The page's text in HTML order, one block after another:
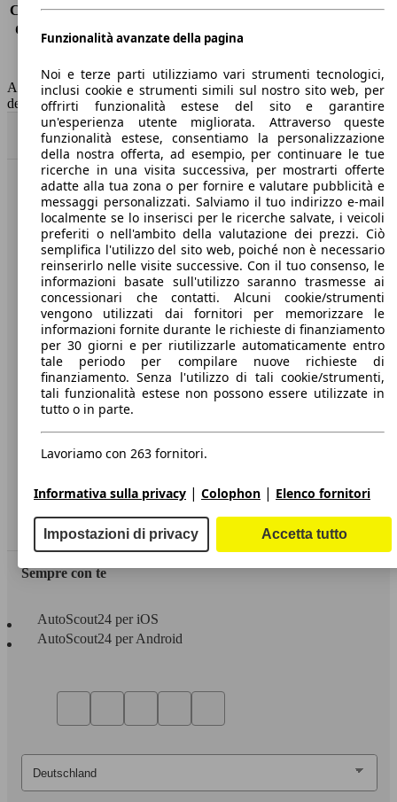
Consumo (extra-urbano) 5.2 l/100km
Consumo (combinato)*
6.2 l/100km
Capacità del serbatoio
70 l
AutoScout24 non si assume alcuna responsabilità per la correttezza
dei dati.
Torna su
Benvenuti su AutoScout24, il mercato auto europeo.
Società
A proposito di AutoScout24
Stampa
Media
Condizioni generali
Informazioni
Privacy
Dichiarazione di Accessibilità
Servizi
Area rivenditori
Sempre con te
AutoScout24 per iOS
AutoScout24 per Android
Funzionalità avanzate della pagina
Noi e terze parti utilizziamo vari strumenti tecnologici,
inclusi cookie e strumenti simili sul nostro sito web, per
offrirti funzionalità estese del sito e garantire
un'esperienza utente migliorata. Attraverso queste
funzionalità estese, consentiamo la personalizzazione
della nostra offerta, ad esempio, per continuare le tue
ricerche in una visita successiva, per mostrarti offerte
adatte alla tua zona o per fornire e valutare pubblicità e
messaggi personalizzati. Salviamo il tuo indirizzo e-mail
localmente se lo inserisci per le ricerche salvate, i veicoli
preferiti o nell'ambito della valutazione dei prezzi. Ciò
semplifica l'utilizzo del sito web, poiché non è necessario
reinserirlo nelle visite successive. Con il tuo consenso, le
informazioni basate sull'utilizzo saranno trasmesse ai
concessionari che contatti. Alcuni cookie/strumenti
vengono utilizzati dai fornitori per memorizzare le
informazioni fornite durante le richieste di finanziamento
per 30 giorni e per riutilizzarle automaticamente entro
tale periodo per compilare nuove richieste di
finanziamento. Senza l'utilizzo di tali cookie/strumenti,
tali funzionalità estese non possono essere utilizzate in
tutto o in parte.
Lavoriamo con 263 fornitori.
Informativa sulla privacy | Colophon | Elenco fornitori
Impostazioni di privacy Accetta tutto